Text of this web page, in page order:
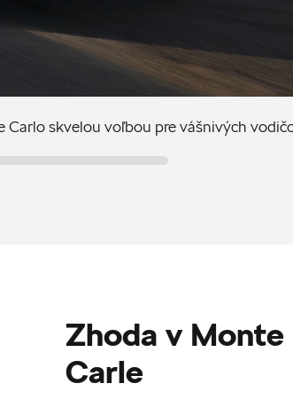
skvelou voľbou pre vášnivých
Zhoda v Monte
Carle